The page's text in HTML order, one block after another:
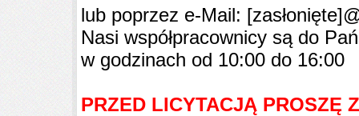
lub poprzez e-Mail: [zasłonięte]
Nasi współpracownicy są do
w godzinach od 10:00 do 16:00
PRZED LICYTACJĄ PROSZĘ